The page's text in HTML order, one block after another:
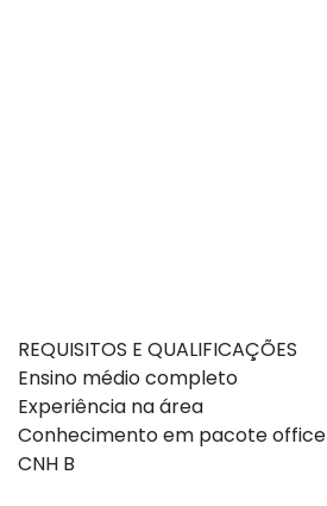
REQUISITOS E QUALIFICAÇÕES
Ensino médio completo
Experiência na área
Conhecimento em pacote office
CNH B